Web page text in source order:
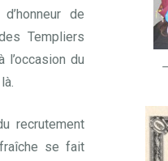
de
Templiers
l’occasion du
recrutement
se fait